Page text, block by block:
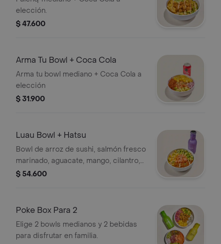
elección.
$ 47.600
Arma Tu Bowl + Coca Cola
Arma tu bowl mediano + Coca Cola a
elección
$ 31.900
Luau Bowl + Hatsu
Bowl de arroz de sushi, salmón fresco
marinado, aguacate, mango, cilantro,
veggie tempura y sriracha mayo más
$ 54.600
Poke Box Para 2
Elige 2 bowls medianos y 2 bebidas
para disfrutar en familia.